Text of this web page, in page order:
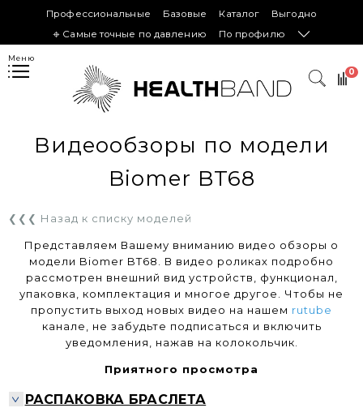
Профессиональные Базовые Каталог
Выгодно
𖦏 Самые точные по давлению
По профилю
Меню
0
Видеообзоры по модели
Biomer BT68
❮❮❮ Назад к списку моделей
Представляем Вашему вниманию видео обзоры о
модели Biomer BT68. В видео роликах подробно
рассмотрен внешний вид устройств, функционал,
упаковка, комплектация и многое другое. Чтобы не
пропустить выход новых видео на нашем rutube
канале, не забудьте подписаться и включить
уведомления, нажав на колокольчик.
Приятного просмотра
РАСПАКОВКА БРАСЛЕТА